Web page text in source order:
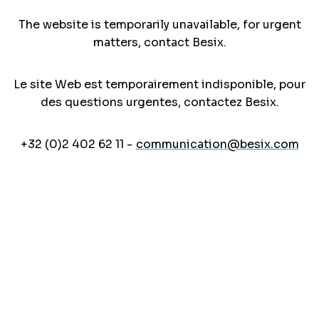
The website is temporarily unavailable, for urgent
matters, contact Besix.
Le site Web est temporairement indisponible, pour
des questions urgentes, contactez Besix.
+32 (0)2 402 62 11 - communication@besix.com